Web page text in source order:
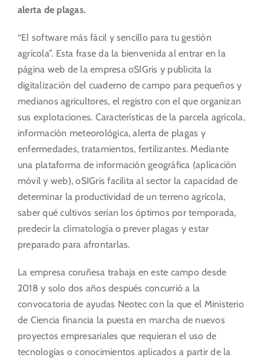
alerta de plagas.
“El software más fácil y sencillo para tu gestión
agrícola”. Esta frase da la bienvenida al entrar en la
página web de la empresa oSIGris y publicita la
digitalización del cuaderno de campo para pequeños y
medianos agricultores, el registro con el que organizan
sus explotaciones. Características de la parcela agrícola,
información meteorológica, alerta de plagas y
enfermedades, tratamientos, fertilizantes. Mediante
una plataforma de información geográfica (aplicación
móvil y web), oSIGris facilita al sector la capacidad de
determinar la productividad de un terreno agrícola,
saber qué cultivos serían los óptimos por temporada,
predecir la climatología o prever plagas y estar
preparado para afrontarlas.
La empresa coruñesa trabaja en este campo desde
2018 y solo dos años después concurrió a la
convocatoria de ayudas Neotec con la que el Ministerio
de Ciencia financia la puesta en marcha de nuevos
proyectos empresariales que requieran el uso de
tecnologías o conocimientos aplicados a partir de la